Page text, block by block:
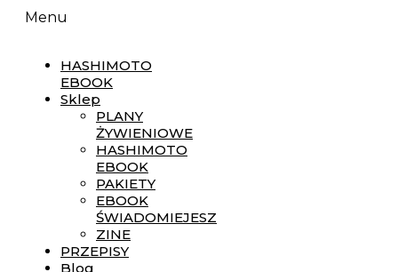
Menu
HASHIMOTO
EBOOK
Sklep
PLANY
ŻYWIENIOWE
HASHIMOTO
EBOOK
PAKIETY
EBOOK
ŚWIADOMIEJESZ
ZINE
PRZEPISY
Blog